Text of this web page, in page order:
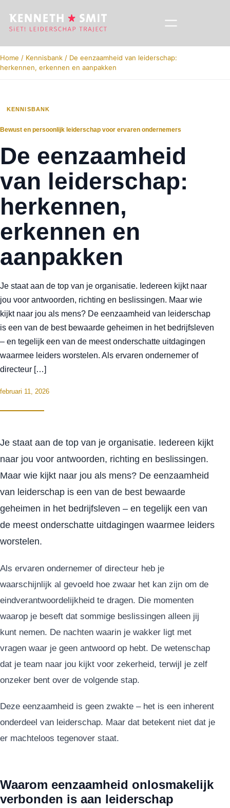
Home / Kennisbank / De eenzaamheid van leiderschap:
herkennen, erkennen en aanpakken
KENNISBANK
Bewust en persoonlijk leiderschap voor ervaren ondernemers
De eenzaamheid
van leiderschap:
herkennen,
erkennen en
aanpakken
Je staat aan de top van je organisatie. Iedereen kijkt naar
jou voor antwoorden, richting en beslissingen. Maar wie
kijkt naar jou als mens? De eenzaamheid van leiderschap
is een van de best bewaarde geheimen in het bedrijfsleven
– en tegelijk een van de meest onderschatte uitdagingen
waarmee leiders worstelen. Als ervaren ondernemer of
directeur […]
februari 11, 2026
Je staat aan de top van je organisatie. Iedereen kijkt
naar jou voor antwoorden, richting en beslissingen.
Maar wie kijkt naar jou als mens? De eenzaamheid
van leiderschap is een van de best bewaarde
geheimen in het bedrijfsleven – en tegelijk een van
de meest onderschatte uitdagingen waarmee leiders
worstelen.
Als ervaren ondernemer of directeur heb je
waarschijnlijk al gevoeld hoe zwaar het kan zijn om de
eindverantwoordelijkheid te dragen. Die momenten
waarop je beseft dat sommige beslissingen alleen jij
kunt nemen. De nachten waarin je wakker ligt met
vragen waar je geen antwoord op hebt. De wetenschap
dat je team naar jou kijkt voor zekerheid, terwijl je zelf
onzeker bent over de volgende stap.
Deze eenzaamheid is geen zwakte – het is een inherent
onderdeel van leiderschap. Maar dat betekent niet dat je
er machteloos tegenover staat.
Waarom eenzaamheid onlosmakelijk
verbonden is aan leiderschap